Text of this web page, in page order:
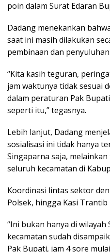
poin dalam Surat Edaran
Dadang menekankan
saat ini masih dilakukan
pembinaan dan penyuluhan.
“Kita kasih teguran,
jam waktunya tidak sesuai
dalam peraturan Pak
seperti itu,” tegasnya.
Lebih lanjut, Dadang
sosialisasi ini tidak hanya
Singaparna saja,
seluruh kecamatan di
Koordinasi lintas sektor
Polsek, hingga Kasi
“Ini bukan hanya di wilayah
kecamatan sudah
Pak Bupati, jam 4 sore